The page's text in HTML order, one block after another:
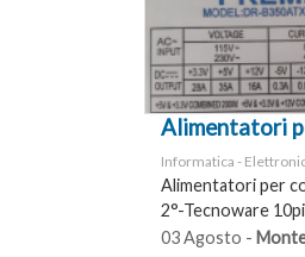
Alimentatori
Informatica -
Alimentatori per
2°-Tecnoware
03 Agosto -